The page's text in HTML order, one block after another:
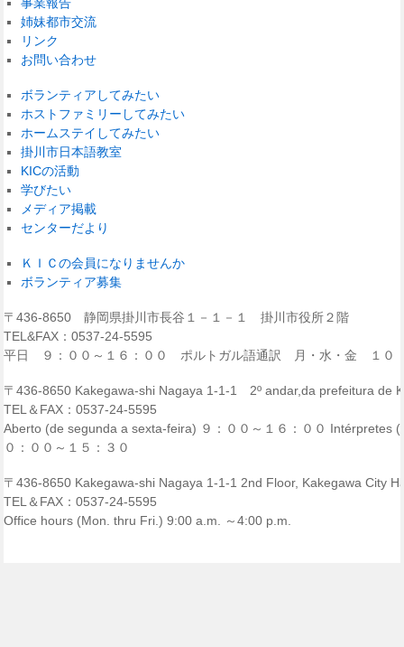
姉妹都市交流
リンク
お問い合わせ
ボランティアしてみたい
ホストファミリーしてみたい
ホームステイしてみたい
掛川市日本語教室
KICの活動
学びたい
メディア掲載
センターだより
ＫＩＣの会員になりませんか
ボランティア募集
〒436-8650 静岡県掛川市長谷１－１－１ 掛川市役所２階
TEL&FAX：0537-24-5595
平日 ９：００～１６：００ ポルトガル語通訳 月・水・金 １０
〒436-8650 Kakegawa-shi Nagaya 1-1-1 2º andar,da prefeitura de
TEL＆FAX：0537-24-5595
Aberto (de segunda a sexta-feira) ９：００～１６：００
０：００～１５：３０
〒436-8650 Kakegawa-shi Nagaya 1-1-1 2nd Floor, Kakegawa City
TEL＆FAX：0537-24-5595
Office hours (Mon. thru Fri.) 9:00 a.m. ～4:00 p.m.